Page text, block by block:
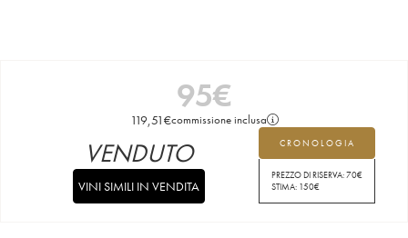
95€
119,51€commissione inclusa
CRONOLOGIA
PREZZO DI RISERVA:70€
STIMA: 150€
VENDUTO
VINI SIMILI IN VENDITA